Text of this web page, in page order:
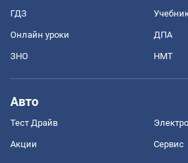
ГДЗ
Онлайн уроки ДПА
ЗНО НМТ
Авто
Тест Драйв
Акции Сервис